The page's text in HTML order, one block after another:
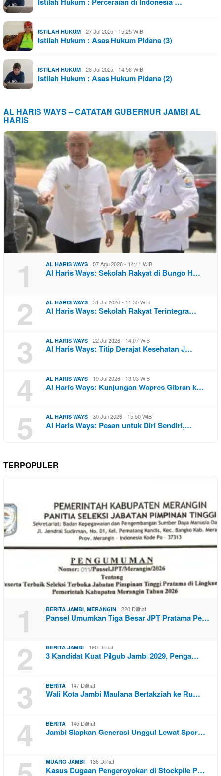
Istilah Hukum : Perceraian di Indonesia …
ISTILAH HUKUM 27 Jul 2025 - 15:25 WIB
Istilah Hukum : Asas Hukum Pidana (3)
ISTILAH HUKUM 26 Jul 2025 - 14:58 WIB
Istilah Hukum : Asas Hukum Pidana (2)
AL HARIS WAYS – CATATAN GUBERNUR JAMBI AL
HARIS
1 AL HARIS WAYS 07 Agu 2026 - 14:11 WIB
Al Haris Ways: Sekolah Rakyat di Bungo H…
2 AL HARIS WAYS 31 Jul 2026 - 11:35 WIB
Al Haris Ways: Sekolah Rakyat Terintegra…
3 AL HARIS WAYS 22 Jul 2026 - 14:07 WIB
Al Haris Ways: Titip Derajat Kesehatan J…
4 AL HARIS WAYS 19 Jul 2026 - 13:03 WIB
Al Haris Ways: Kunjungan Wapres Gibran k…
5 AL HARIS WAYS 30 Jun 2026 - 15:50 WIB
Al Haris Ways: Pesan untuk Diri Sendiri,…
TERPOPULER
1 BERITA JAMBI, MERANGIN 220 Dilihat
Pansel Umumkan Tiga Besar JPT Pratama Pe…
2 BERITA JAMBI 190 Dilihat
3 Kandidat Kuat Pilgub Jambi 2029, Penga…
3 BERITA 147 Dilihat
Wali Kota Jambi Maulana Bertakziah ke Ru…
4 BERITA 145 Dilihat
Jambi Siapkan Generasi Unggul Lewat Spor…
MUARO JAMBI 138 Dilihat
Kasus Dugaan Pengeroyokan di Stockpile P…